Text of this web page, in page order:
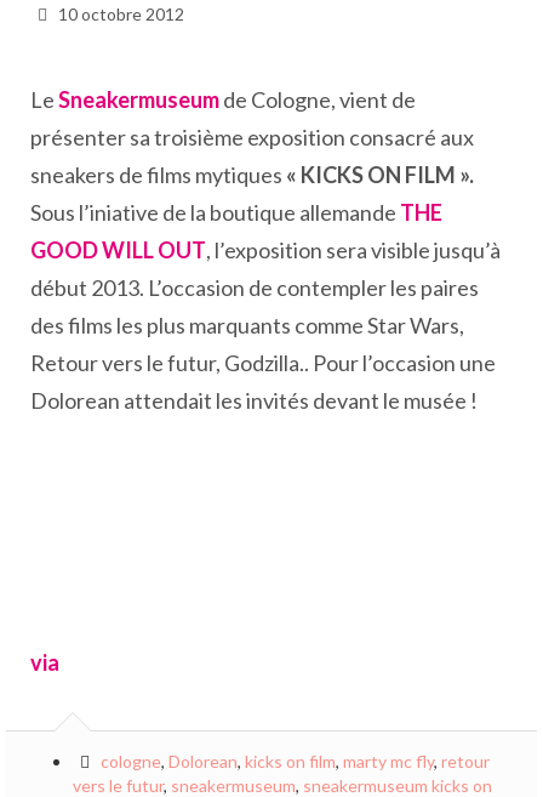
10 octobre 2012
LeSneakermuseumde Cologne, vient de
présenter sa troisième exposition consacré aux
sneakers de films mytiques « KICKS ON FILM ».
Sous l’iniative de la boutique allemande THE
GOOD WILL OUT, l’exposition sera visible jusqu’à
début 2013. L’occasion de contempler les paires
des films les plus marquants comme Star Wars,
Retour vers le futur, Godzilla.. Pour l’occasion une
Dolorean attendait les invités devant le musée !
via
cologne, Dolorean, kicks on film, marty mc fly, retour
vers le futur, sneakermuseum, sneakermuseum kicks on